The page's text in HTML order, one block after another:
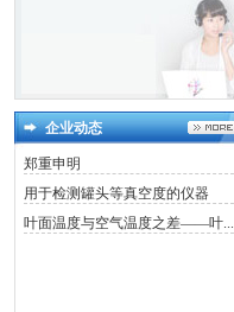
企业动态
郑重申明
用于检测罐头等真空度的仪器
叶面温度与空气温度之差——叶...